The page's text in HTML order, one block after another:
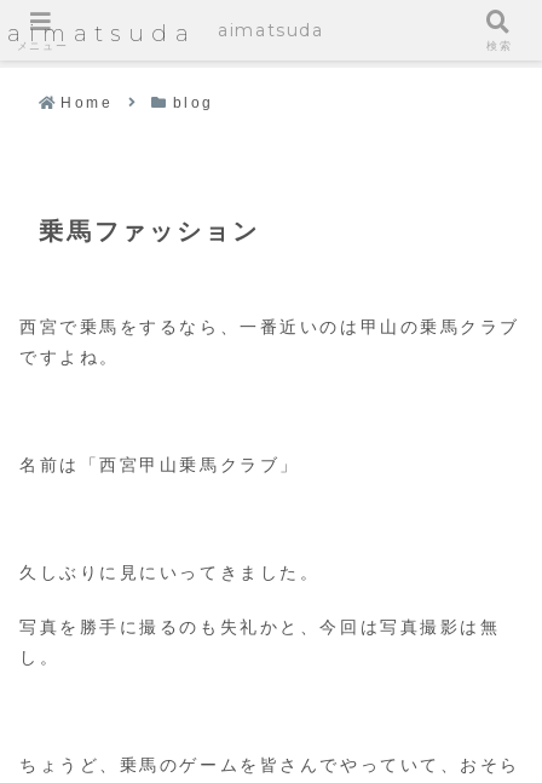
aimatsuda
Home blog
乗馬ファッション
西宮で乗馬をするなら、一番近いのは甲山の乗馬クラブ
ですよね。
名前は「西宮甲山乗馬クラブ」
久しぶりに見にいってきました。
写真を勝手に撮るのも失礼かと、今回は写真撮影は無
し。
ちょうど、乗馬のゲームを皆さんでやっていて、おそら
メニュー
aimatsuda
検索